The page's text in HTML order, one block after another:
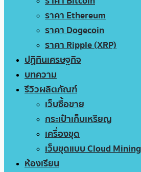
ราคา Ethereum
ราคา Dogecoin
ราคา Ripple (XRP)
ปฏิทินเศรษฐกิจ
บทความ
รีวิวผลิตภัณฑ์
เว็บซื้อขาย
กระเป๋าเก็บเหรียญ
เครื่องขุด
เว็บขุดแบบ Cloud Mining
ห้องเรียน